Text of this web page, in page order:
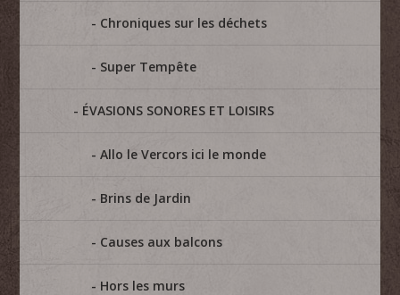
Chroniques sur les déchets
Super Tempête
ÉVASIONS SONORES ET LOISIRS
Allo le Vercors ici le monde
Brins de Jardin
Causes aux balcons
Hors les murs